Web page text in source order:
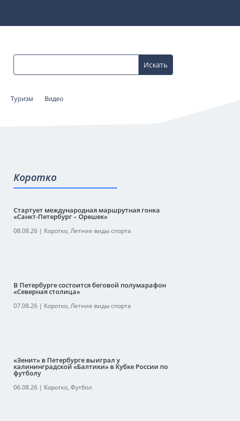
Туризм Видео
Коротко
Стартует международная маршрутная гонка
«Санкт-Петербург – Орешек»
08.08.26| Коротко, Летние виды спорта
В Петербурге состоится беговой полумарафон
«Северная столица»
07.08.26| Коротко, Летние виды спорта
«Зенит» в Петербурге выиграл у
калининградской «Балтики» в Кубке России по
футболу
06.08.26| Коротко, Футбол